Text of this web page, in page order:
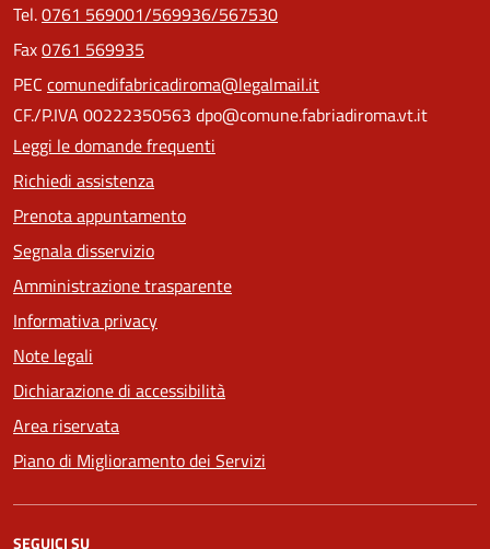
Tel.0761 569001/569936/567530
Fax0761 569935
PEC comunedifabricadiroma@legalmail.it
CF./P.IVA 00222350563 dpo@comune.fabriadiroma.vt.it
Leggi le domande frequenti
Richiedi assistenza
Prenota appuntamento
Segnala disservizio
Amministrazione trasparente
Informativa privacy
Note legali
Dichiarazione di accessibilità
Area riservata
Piano di Miglioramento dei Servizi
SEGUICI SU